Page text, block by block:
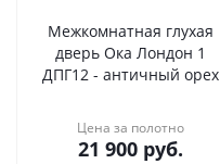
Межкомнатная глухая
дверь Ока Лондон 1
ДПГ12 - античный орех
Цена за полотно
21 900 руб.